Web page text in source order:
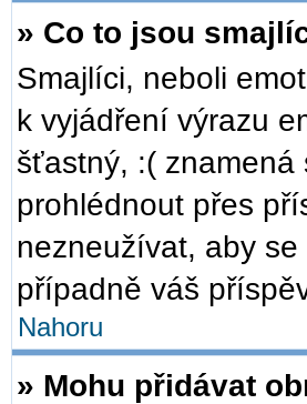
» Co to jsou
Smajlíci, neboli
k vyjádření výrazu
šťastný, :( znamená
prohlédnout přes
nezneužívat, aby
případně váš
Nahoru
» Mohu přidávat